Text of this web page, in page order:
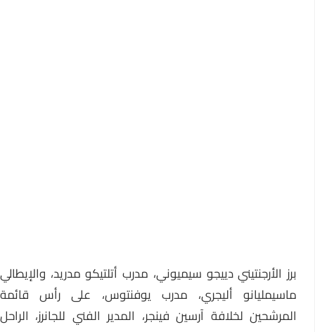
برز الأرجنتيني دييجو سيميوني، مدرب أتلتيكو مدريد، والإيطالي
ماسيمليانو أليجري، مدرب يوفنتوس، على رأس قائمة
المرشحين لخلافة آرسين فينجر، المدير الفني للجانرز، الراحل